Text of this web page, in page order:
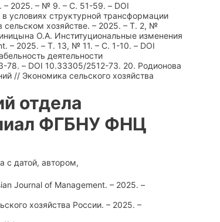
– 2025. – № 9. – С. 51-59. – DOI
условиях структурной трансформации
сельском хозяйстве. – 2025. – Т. 2, №
О.А. Институциональные изменения
– 2025. – Т. 13, № 11. – С. 1-10. – DOI
деятельности
78. – DOI 10.33305/2512-73. 20. Родионова
// Экономика сельского хозяйства
отдела
ФГБНУ ФНЦ
с датой, автором,
Journal of Management. – 2025. –
хозяйства России. – 2025. –